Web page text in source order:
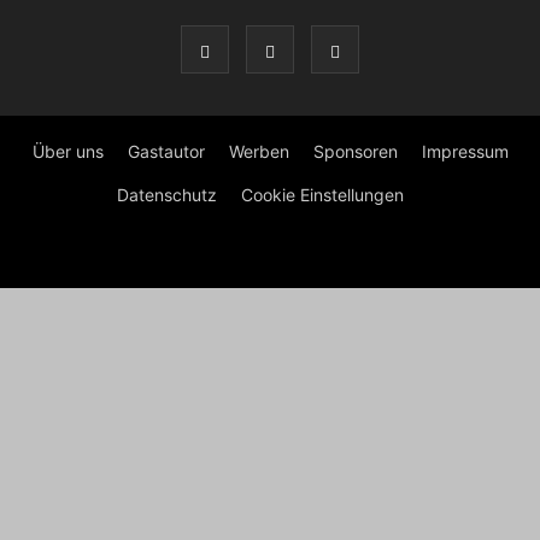
Über uns Gastautor Werben Sponsoren Impressum
Datenschutz Cookie Einstellungen